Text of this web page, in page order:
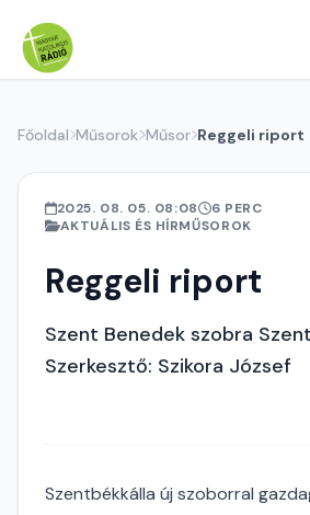
Főoldal Műsorok Műsor Reggeli riport
2025. 08. 05. 08:08
6 PERC
AKTUÁLIS ÉS HÍRMŰSOROK
Reggeli riport
Szent Benedek szobra
Szerkesztő: Szikora József
Szentbékkálla új szoborral